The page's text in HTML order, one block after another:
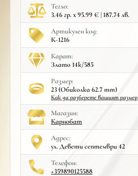
Тегло:
3.46 гр. x 95.99 € | 187.74 лв.
Артикулен код:
К-1216
Карат:
Злато 14к/585
Размер:
23 (Обиколка 62.7 mm)
Как да разберете вашият размер
Mагазин:
Карнобат
Адрес:
ул. Девети септември 42
Телефон:
+359890125588